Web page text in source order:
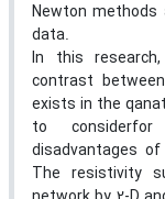
Newton methods
data.
In this
contrast
exists in the
to
disadvantages
The resistivity